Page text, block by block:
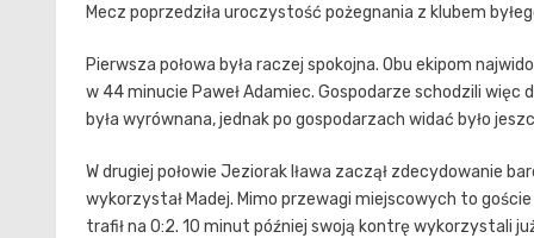
Mecz poprzedziła uroczystość pożegnania z klubem
Pierwsza połowa była raczej spokojna. Obu ekipom
w 44 minucie Paweł Adamiec. Gospodarze schodzili więc
była wyrównana, jednak po gospodarzach widać było
W drugiej połowie Jeziorak Iława zaczął zdecydowanie
wykorzystał Madej. Mimo przewagi miejscowych to
trafił na 0:2. 10 minut później swoją kontrę wykorzystali